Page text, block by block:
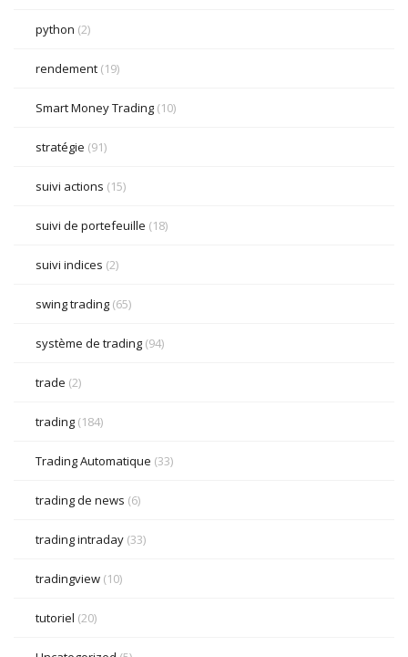
python (2)
rendement (19)
Smart Money Trading (10)
stratégie (91)
suivi actions (15)
suivi de portefeuille (18)
suivi indices (2)
swing trading (65)
système de trading (94)
trade (2)
trading (184)
Trading Automatique (33)
trading de news (6)
trading intraday (33)
tradingview (10)
tutoriel (20)